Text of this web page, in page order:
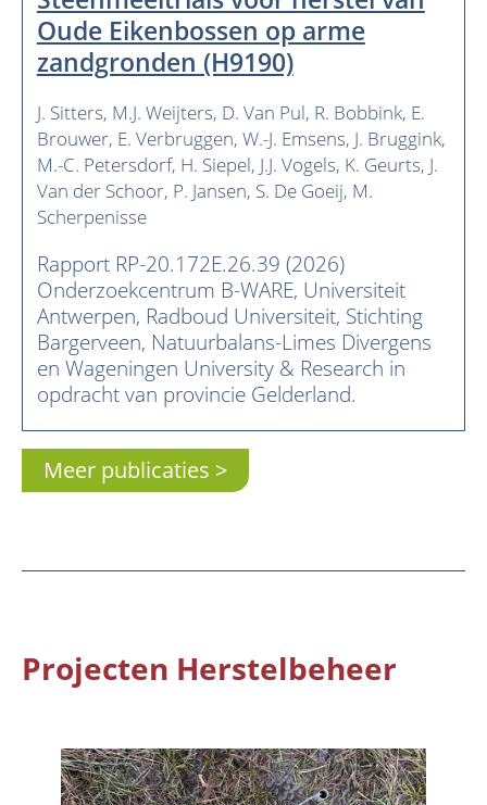
Oude Eikenbossen op arme
zandgronden (H9190)
J. Sitters M.J. Weijters D. Van Pul R. Bobbink E.
Brouwer E. Verbruggen W.-J. Emsens J. Bruggink
M.-C. Petersdorf H. Siepel J.J. Vogels K. Geurts J.
Van der Schoor P. Jansen S. De Goeij M.
Scherpenisse
Rapport RP-20.172E.26.39 (2026)
Onderzoekcentrum B-WARE, Universiteit
Antwerpen, Radboud Universiteit, Stichting
Bargerveen, Natuurbalans-Limes Divergens
en Wageningen University & Research in
opdracht van provincie Gelderland.
Meer publicaties
Projecten Herstelbeheer